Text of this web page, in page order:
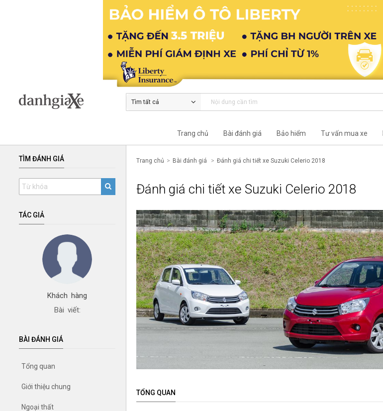
Tìm tất cả
Trang chủ Bài đánh giá Bảo hiểm Tư vấn mua xe
TÌM ĐÁNH GIÁ
TÁC GIẢ
Khách hàng
Bài viết:
BÀI ĐÁNH GIÁ
Tổng quan
Giới thiệu chung
Ngoại thất
Trang chủ Bài đánh giá Đánh giá chi tiết xe Suzuki Celerio 2018
Đánh giá chi tiết xe Suzuki Celerio 2018
TỔNG QUAN